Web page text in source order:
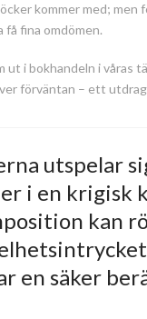
kommer med; men
fina omdömen.
ut i bokhandeln i våras
förväntan – ett
utspelar
i en krigisk
kan
en säker